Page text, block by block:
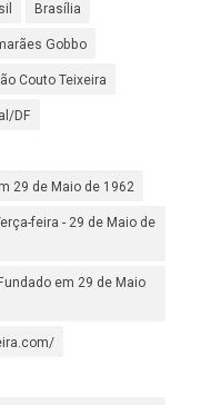
Brasília
Gobbo
Couto Teixeira
DF
29 de Maio de 1962
feira - 29 de Maio de
em 29 de Maio